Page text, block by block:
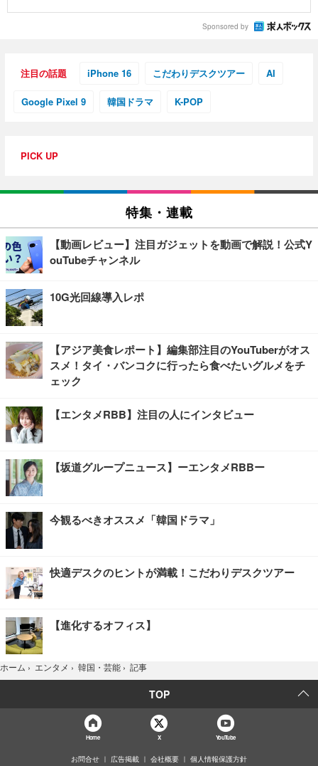
Sponsored by
注目の話題 iPhone 16 こだわりデスクツアー AI
Google Pixel 9 韓国ドラマ K-POP
PICK UP
特集・連載
【動画レビュー】注目ガジェットを動画で解説！公式Y
ouTubeチャンネル
10G光回線導入レポ
【アジア美食レポート】編集部注目のYouTuberがオス
スメ！タイ・バンコクに行ったら食べたいグルメをチ
ェック
【エンタメRBB】注目の人にインタビュー
【坂道グループニュース】ーエンタメRBBー
今観るべきオススメ「韓国ドラマ」
快適デスクのヒントが満載！こだわりデスクツアー
【進化するオフィス】
ホーム › エンタメ › 韓国・芸能 › 記事
TOP
Home X YouTube
お問合せ 広告掲載 会社概要 個人情報保護方針